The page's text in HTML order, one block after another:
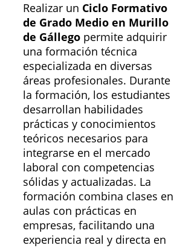
Realizar un Ciclo Formativo
de Grado Medio en Murillo
de Gállego permite adquirir
una formación técnica
especializada en diversas
áreas profesionales. Durante
la formación, los estudiantes
desarrollan habilidades
prácticas y conocimientos
teóricos necesarios para
integrarse en el mercado
laboral con competencias
sólidas y actualizadas. La
formación combina clases en
aulas con prácticas en
empresas, facilitando una
experiencia real y directa en